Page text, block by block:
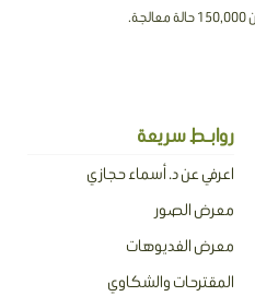
روابـط سريعة
اعرفي عن د. أسماء حجازي
معرض الصور
معرض الفديوهات
المقترحات والشكاوي